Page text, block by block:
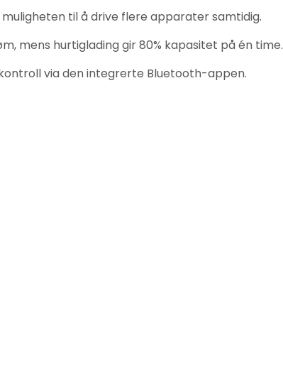
til å drive flere apparater samtidig.
mens hurtiglading gir 80% kapasitet på én time.
via den integrerte Bluetooth-appen.